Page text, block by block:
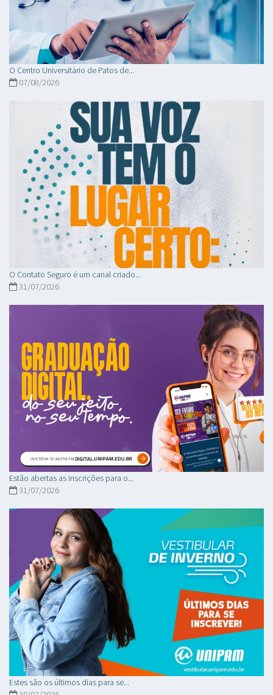
O Centro Universitário de Patos de...
07/08/2026
O Contato Seguro é um canal criado...
31/07/2026
Estão abertas as inscrições para o...
31/07/2026
Estes são os últimos dias para se...